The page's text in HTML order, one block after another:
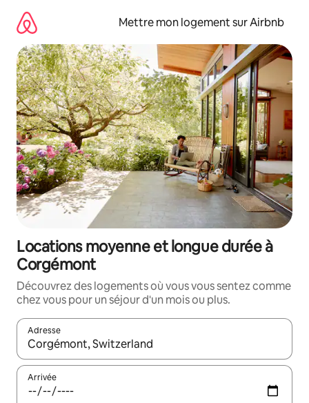
directement
contenu
Mettre mon logement sur Airbnb
Locations moyenne et longue durée à
Corgémont
Découvrez des logements où vous vous sentez comme
chez vous pour un séjour d'un mois ou plus.
Adresse
Lorsque les résultats s'affichent, utilisez les flèches vers le
Arrivée